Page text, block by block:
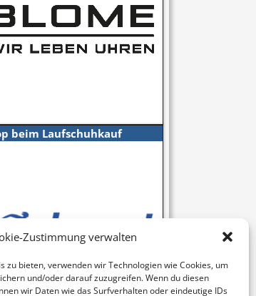
Zustimmung verwalten
zu bieten, verwenden wir Technologien wie Cookies, um
und/oder darauf zuzugreifen. Wenn du diesen
wir Daten wie das Surfverhalten oder eindeutige IDs
beim Laufschuhkauf